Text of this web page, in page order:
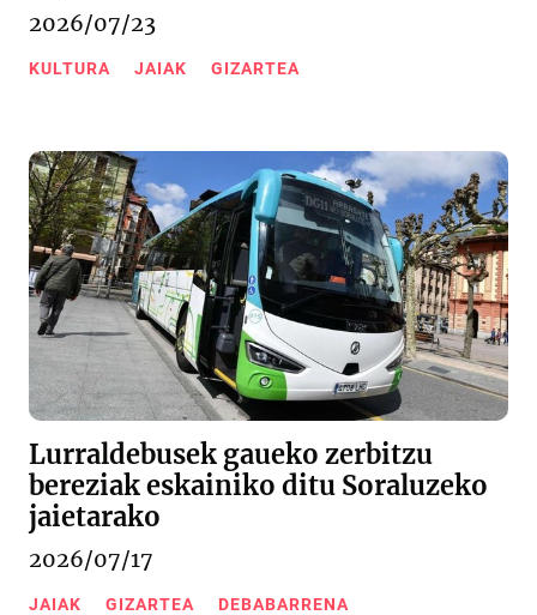
2026/07/23
KULTURA JAIAK GIZARTEA
Lurraldebusek gaueko zerbitzu
bereziak eskainiko ditu Soraluzeko
jaietarako
2026/07/17
JAIAK GIZARTEA DEBABARRENA